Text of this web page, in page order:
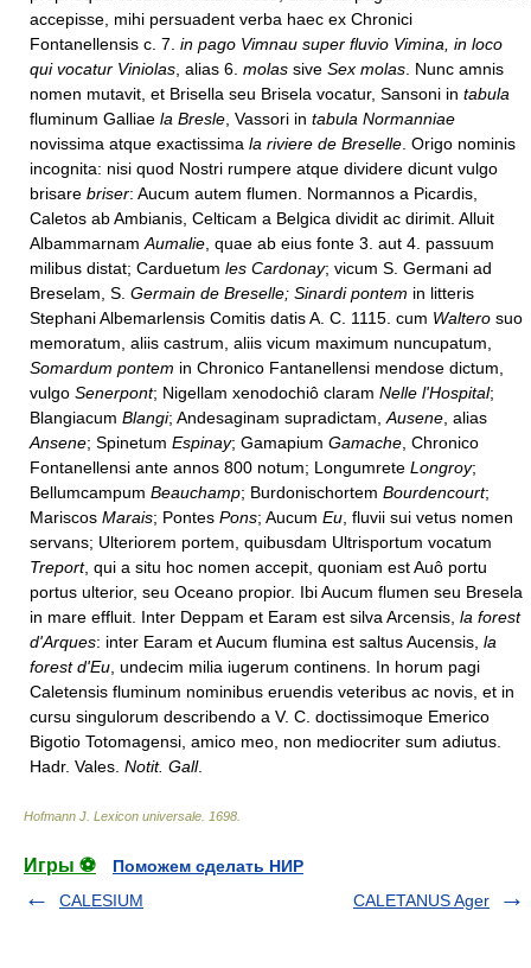
accepisse, mihi persuadent verba haec ex Chronici
Fontanellensis c. 7. in pago Vimnau super fluvio Vimina, in loco
qui vocatur Viniolas , alias 6. molas sive Sex molas . Nunc amnis
nomen mutavit, et Brisella seu Brisela vocatur, Sansoni in tabula
fluminum Galliae la Bresle , Vassori in tabula Normanniae
novissima atque exactissima la riviere de Breselle . Origo nominis
incognita: nisi quod Nostri rumpere atque dividere dicunt vulgo
brisare briser: Aucum autem flumen. Normannos a Picardis,
Caletos ab Ambianis, Celticam a Belgica dividit ac dirimit. Alluit
Albammarnam Aumalie , quae ab eius fonte 3. aut 4. passuum
milibus distat; Carduetum les Cardonay; vicum S. Germani ad
Breselam, S. Germain de Breselle; Sinardi pontem in litteris
Stephani Albemarlensis Comitis datis A. C. 1115. cum Waltero suo
memoratum, aliis castrum, aliis vicum maximum nuncupatum,
Somardum pontem in Chronico Fantanellensi mendose dictum,
vulgo Senerpont; Nigellam xenodochiô claram Nelle l'Hospital;
Blangiacum Blangi; Andesaginam supradictam, Ausene , alias
Ansene; Spinetum Espinay; Gamapium Gamache , Chronico
Fontanellensi ante annos 800 notum; Longumrete Longroy;
Bellumcampum Beauchamp; Burdonischortem Bourdencourt;
Mariscos Marais; Pontes Pons; Aucum Eu , fluvii sui vetus nomen
servans; Ulteriorem portem, quibusdam Ultrisportum vocatum
Treport, qui a situ hoc nomen accepit, quoniam est Auô portu
portus ulterior, seu Oceano propior. Ibi Aucum flumen seu Bresela
in mare effluit. Inter Deppam et Earam est silva Arcensis, la forest
d'Arques: inter Earam et Aucum flumina est saltus Aucensis, la
forest d'Eu , undecim milia iugerum continens. In horum pagi
Caletensis fluminum nominibus eruendis veteribus ac novis, et in
cursu singulorum describendo a V. C. doctissimoque Emerico
Bigotio Totomagensi, amico meo, non mediocriter sum adiutus.
Hadr. Vales. Notit. Gall.
Hofmann J. Lexicon universale 1698
Игры ⚽
Поможем сделать НИР
CALESIUM
CALETANUS Ager